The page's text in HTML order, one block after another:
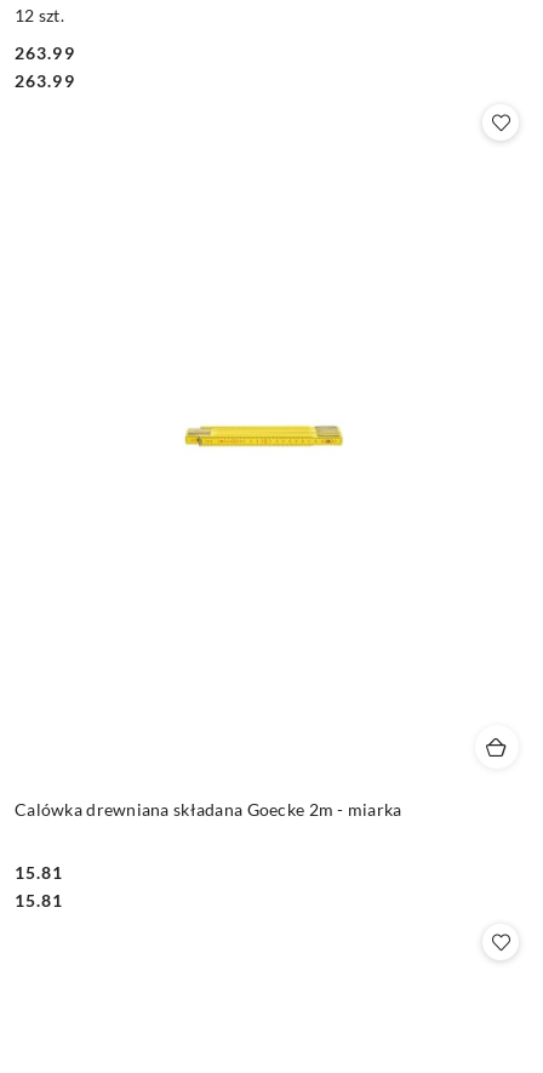
12 szt.
Cena:
263.99
Cena:
263.99
Calówka drewniana składana Goecke 2m - miarka
Cena:
15.81
Cena:
15.81